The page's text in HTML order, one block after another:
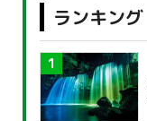
ランキング